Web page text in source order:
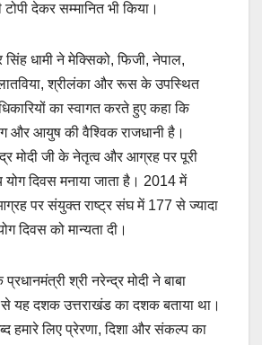
देकर सम्मानित भी किया।
सिंह धामी ने मेक्सिको, फिजी, नेपाल,
लातविया, श्रीलंका और रूस के उपस्थित
का स्वागत करते हुए कहा कि
और आयुष की वैश्विक राजधानी है।
मोदी जी के नेतृत्व और आग्रह पर पूरी
योग दिवस मनाया जाता है। 2014 में
पर संयुक्त राष्ट्र संघ में 177 से ज्यादा
दिवस को मान्यता दी।
श्री नरेन्द्र मोदी ने बाबा
से यह दशक उत्तराखंड का दशक बताया था।
हमारे लिए प्रेरणा, दिशा और संकल्प का